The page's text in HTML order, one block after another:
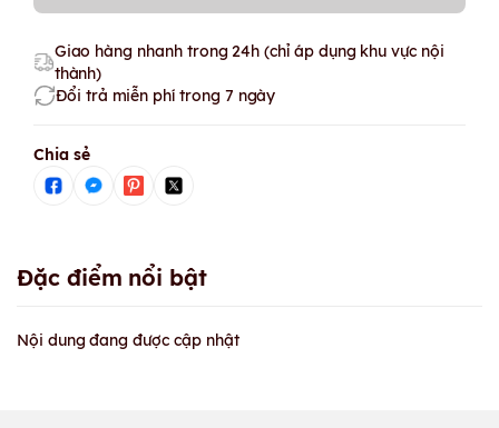
Giao hàng nhanh trong 24h (chỉ áp dụng khu vực nội
thành)
Đổi trả miễn phí trong 7 ngày
Chia sẻ
Đặc điểm nổi bật
Nội dung đang được cập nhật